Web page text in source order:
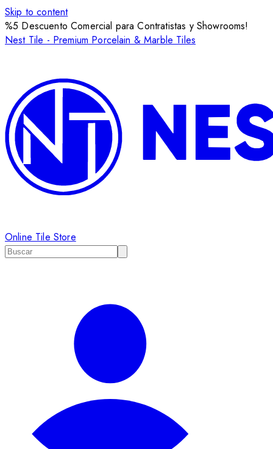
Skip to content
%5 Descuento Comercial para Contratistas y Showrooms!
Nest Tile - Premium Porcelain & Marble Tiles
Online Tile Store